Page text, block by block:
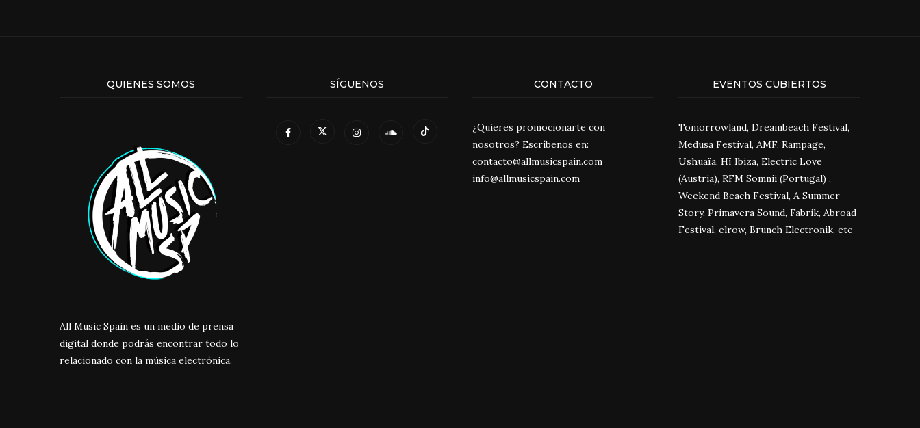
QUIENES SOMOS
All Music Spain es un medio de prensa
digital donde podrás encontrar todo lo
relacionado con la música electrónica.
SÍGUENOS CONTACTO
¿Quieres promocionarte con
nosotros? Escríbenos en:
contacto@allmusicspain.com
info@allmusicspain.com
EVENTOS CUBIERTOS
Tomorrowland, Dreambeach Festival,
Medusa Festival, AMF, Rampage,
Ushuaïa, Hï Ibiza, Electric Love
(Austria), RFM Somnii (Portugal) ,
Weekend Beach Festival, A Summer
Story, Primavera Sound, Fabrik, Abroad
Festival, elrow, Brunch Electronik, etc